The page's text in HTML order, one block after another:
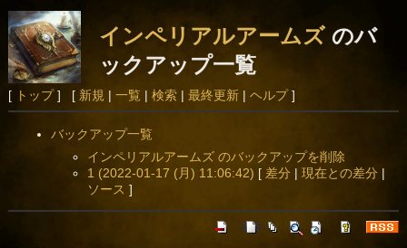
インペリアルアームズのバ
ックアップ一覧
[ トップ] [ 新規 | 一覧 | 検索| 最終更新| ヘルプ]
バックアップ一覧
インペリアルアームズ のバックアップを削除
1 (2022-01-17 (月) 11:06:42) [ 差分 |現在との差分 |
ソース ]